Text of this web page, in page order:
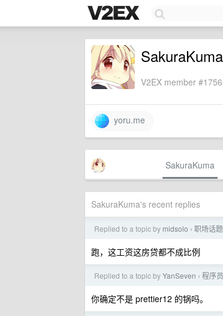
SakuraKuma
V2EX member
yoru.me
SakuraKuma
SakuraKuma's recent replies
Replied to a topic by midsolo › 职场话题
跑，这工资这房贷都不成比例
Replied to a topic byYanSeven › 程序员
你确定不是 prettier12 的锅吗。